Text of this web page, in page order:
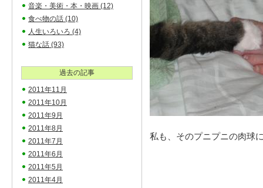
私も、そのプニプニの肉球
音楽・美術・本・映画 (12)
食べ物の話 (10)
人生いろいろ (4)
猫な話 (93)
過去の記事
2011年11月
2011年10月
2011年9月
2011年8月
2011年7月
2011年6月
2011年5月
2011年4月